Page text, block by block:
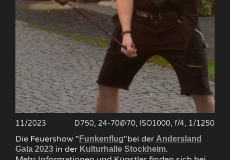
11/2023 D750, 24-70@70, ISO1000, f/4, 1/1250
Die Feuershow " Funkenflug"bei der Andersland
Gala 2023 in der Kulturhalle Stockheim.